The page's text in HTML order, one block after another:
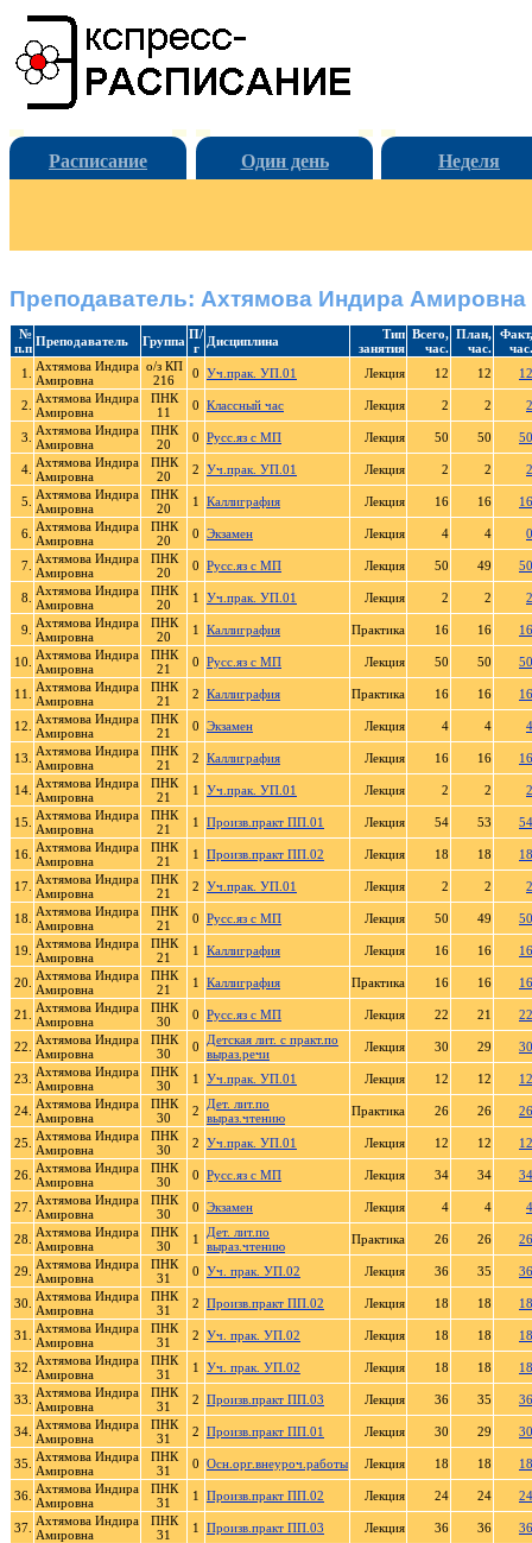
Расписание Один день Неделя
Преподаватель: Ахтямова Индира Амировна
№
п.п Преподаватель Группа П/
г
Дисциплина
Тип
занятия
Всего,
час.
План,
час.
Факт,
час.
1.
Ахтямова Индира
Амировна
о/з КП
216
0 Уч.прак. УП.01 Лекция 12 12 12
2.
Ахтямова Индира
Амировна
ПНК
11
0 Классный час Лекция 2 2 2
3.
Ахтямова Индира
Амировна
ПНК
20
0 Русс.яз с МП Лекция 50 50 50
4. Ахтямова Индира
Амировна
ПНК
20
2 Уч.прак. УП.01 Лекция 2 2 2
5.
Ахтямова Индира
Амировна
ПНК
20
1 Каллиграфия Лекция 16 16 16
6. Ахтямова Индира
Амировна
ПНК
20
0 Экзамен Лекция 4 4 0
7. Ахтямова Индира
Амировна
ПНК
20
0 Русс.яз с МП Лекция 50 49 50
8.
Ахтямова Индира
Амировна
ПНК
20
1 Уч.прак. УП.01 Лекция 2 2 2
9.
Ахтямова Индира
Амировна
ПНК
20
1 Каллиграфия Практика 16 16 16
10.
Ахтямова Индира
Амировна
ПНК
21
0 Русс.яз с МП Лекция 50 50 50
11.
Ахтямова Индира
Амировна
ПНК
21
2 Каллиграфия Практика 16 16 16
12.
Ахтямова Индира
Амировна
ПНК
21
0 Экзамен Лекция 4 4 4
13.
Ахтямова Индира
Амировна
ПНК
21
2 Каллиграфия Лекция 16 16 16
14. Ахтямова Индира
Амировна
ПНК
21
1 Уч.прак. УП.01 Лекция 2 2 2
15.
Ахтямова Индира
Амировна
ПНК
21
1 Произв.практ ПП.01 Лекция 54 53 54
16. Ахтямова Индира
Амировна
ПНК
21
1 Произв.практ ПП.02 Лекция 18 18 18
17. Ахтямова Индира
Амировна
ПНК
21
2 Уч.прак. УП.01 Лекция 2 2 2
18.
Ахтямова Индира
Амировна
ПНК
21
0 Русс.яз с МП Лекция 50 49 50
19.
Ахтямова Индира
Амировна
ПНК
21
1 Каллиграфия Лекция 16 16 16
20.
Ахтямова Индира
Амировна
ПНК
21
1 Каллиграфия Практика 16 16 16
21.
Ахтямова Индира
Амировна
ПНК
30
0 Русс.яз с МП Лекция 22 21 22
22.
Ахтямова Индира
Амировна
ПНК
30
0
Детская лит. с практ.по
выраз.речи
Лекция 30 29 30
23.
Ахтямова Индира
Амировна
ПНК
30
1 Уч.прак. УП.01 Лекция 12 12 12
24. Ахтямова Индира
Амировна
ПНК
30
2
Дет. лит.по
выраз.чтению
Практика 26 26 26
25.
Ахтямова Индира
Амировна
ПНК
30
2 Уч.прак. УП.01 Лекция 12 12 12
26. Ахтямова Индира
Амировна
ПНК
30
0 Русс.яз с МП Лекция 34 34 34
27. Ахтямова Индира
Амировна
ПНК
30
0 Экзамен Лекция 4 4 4
28.
Ахтямова Индира
Амировна
ПНК
30
1
Дет. лит.по
выраз.чтению
Практика 26 26 26
29.
Ахтямова Индира
Амировна
ПНК
31
0 Уч. прак. УП.02 Лекция 36 35 36
30.
Ахтямова Индира
Амировна
ПНК
31
2 Произв.практ ПП.02 Лекция 18 18 18
31.
Ахтямова Индира
Амировна
ПНК
31
2 Уч. прак. УП.02 Лекция 18 18 18
32.
Ахтямова Индира
Амировна
ПНК
31
1 Уч. прак. УП.02 Лекция 18 18 18
33.
Ахтямова Индира
Амировна
ПНК
31
2 Произв.практ ПП.03 Лекция 36 35 36
34. Ахтямова Индира
Амировна
ПНК
31
2 Произв.практ ПП.01 Лекция 30 29 30
35.
Ахтямова Индира
Амировна
ПНК
31
0 Осн.орг.внеуроч.работы Лекция 18 18 18
36. Ахтямова Индира
Амировна
ПНК
31
1 Произв.практ ПП.02 Лекция 24 24 24
37. Ахтямова Индира
Амировна
ПНК
31
1 Произв.практ ПП.03 Лекция 36 36 36